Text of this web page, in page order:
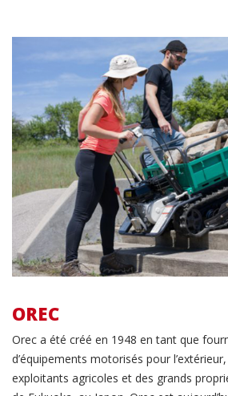
OREC
Orec a été créé en 1948 en tant que
d’équipements motorisés pour
exploitants agricoles et des grands